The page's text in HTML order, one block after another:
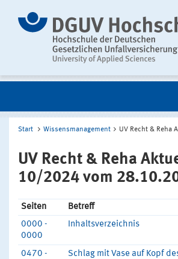
Start Wissensmanagement UV Recht & Reha
UV Recht & Reha
10/2024 vom
Seiten
Betreff
0000 -
0000
Inhaltsverzeichnis
0470 -
Schlag mit Vase auf Kopf